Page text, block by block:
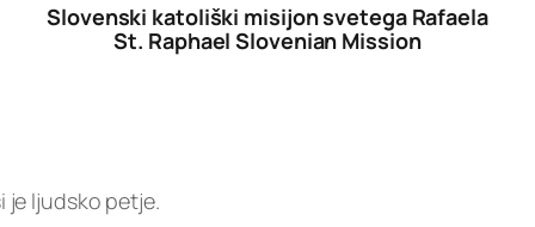
Slovenski katoliški misijon svetega Rafaela
St. Raphael Slovenian Mission
je ljudsko petje.